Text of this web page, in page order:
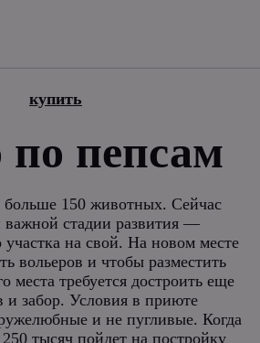
купить
пепсам
больше 150 животных. Сейчас
важной стадии развития —
участка на свой. На новом месте
вольеров и чтобы разместить
места требуется достроить еще
и забор. Условия в приюте
и не пугливые. Когда
тысяч пойдет на постройку